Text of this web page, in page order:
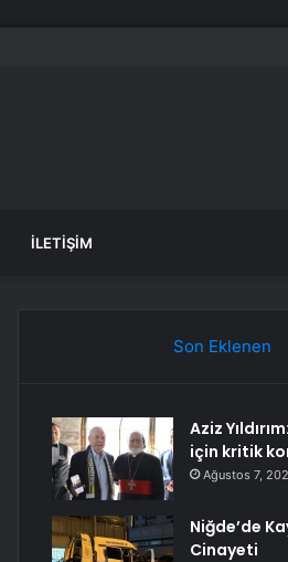
İLETIŞIM
Son Eklenen
Aziz
için kritik
Ağustos 7,
Niğde’de
Cinayeti